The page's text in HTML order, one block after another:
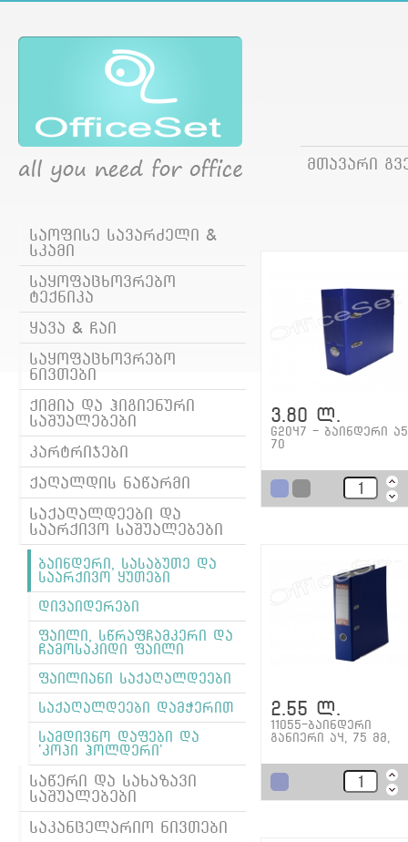
მთავარი
საოფისე სავარძელი &
სკამი
საყოფაცხოვრებო
ტექნიკა
ყავა & ჩაი
საყოფაცხოვრებო
ნივთები
ქიმია და ჰიგიენური
საშუალებები
კარტრიჯები
ქაღალდის ნაწარმი
საქაღალდეები და
საარქივო საშუალებები
ბაინდერი, სასაბუთე და
საარქივო ყუთები
დივაიდერები
ფაილი, სწრაფჩამკერი და
ჩამოსაკიდი ფაილი
ფაილიანი საქაღალდეები
საქაღალდეები დამჭერით
სამდივნო დაფები და
'კოპი ჰოლდერი'
საწერი და სახაზავი
საშუალებები
საკანცელარიო ნივთები
3.80 ლ.
G2047 - ბაინდერი
70
2.55 ლ.
11055-ბაინდერი
განიერი ა4, 75 მმ,